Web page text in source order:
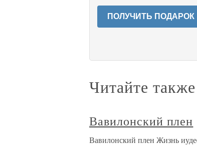
ПОЛУЧИТЬ ПОДАРОК
Читайте также
Вавилонский плен
Вавилонский плен Жизнь